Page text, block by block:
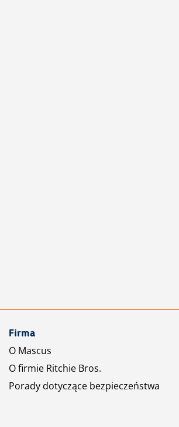
Firma
O Mascus
O firmie Ritchie Bros.
Porady dotyczące bezpieczeństwa